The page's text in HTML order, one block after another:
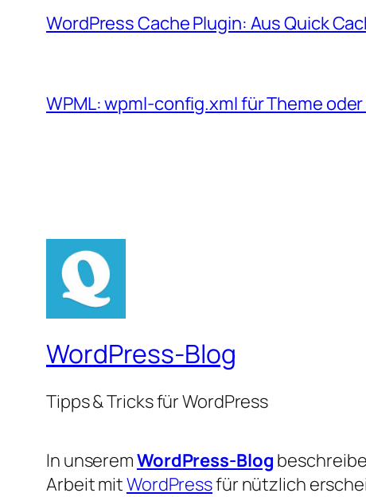
WordPress Cache Plugin: Aus Quick
WPML: wpml-config.xml für Theme
WordPress-Blog
Tipps & Tricks für WordPress
In unseremWordPress-Blog
Arbeit mitWordPressfür nützlich